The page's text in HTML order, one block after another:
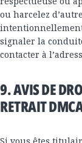
ou harcelez
signaler la
contacter à
9. AVIS DE
RETRAIT